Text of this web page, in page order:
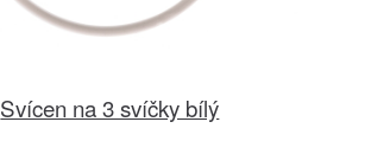
Svícen na 3 svíčky bílý